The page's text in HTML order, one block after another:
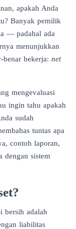
apakah Anda
Banyak pemilik
— padahal ada
menunjukkan
benar bekerja: net
mengevaluasi
ingin tahu apakah
sudah
tuntas apa
contoh laporan,
dengan sistem
bersih adalah
liabilitas